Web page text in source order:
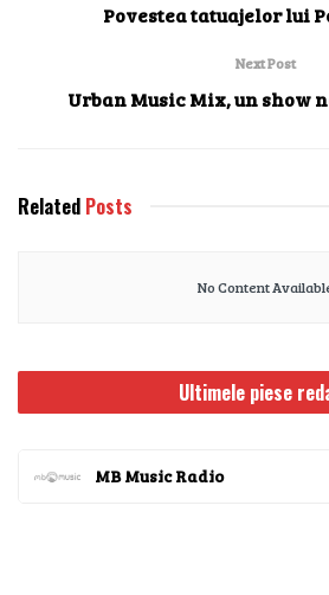
Povestea tatuajelor lui
Next Post
Urban Music Mix, un show
Related Posts
No Content
Ultimele piese
MB Music Radio